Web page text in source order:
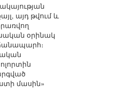
այդ թվում և
օրինակ
մասին»